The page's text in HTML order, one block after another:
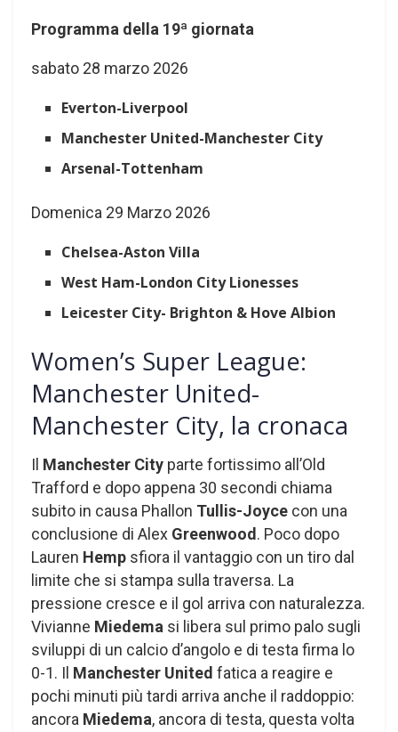
Programma della 19ª giornata
sabato 28 marzo 2026
Everton-Liverpool
Manchester United-Manchester City
Arsenal-Tottenham
Domenica 29 Marzo 2026
Chelsea-Aston Villa
West Ham-London City Lionesses
Leicester City- Brighton & Hove Albion
Women’s Super League:
Manchester United-
Manchester City, la cronaca
Il Manchester City parte fortissimo all’Old
Trafford e dopo appena 30 secondi chiama
subito in causa Phallon Tullis-Joyce con una
conclusione di Alex Greenwood. Poco dopo
Lauren Hemp sfiora il vantaggio con un tiro dal
limite che si stampa sulla traversa. La
pressione cresce e il gol arriva con naturalezza.
Vivianne Miedema si libera sul primo palo sugli
sviluppi di un calcio d’angolo e di testa firma lo
0-1. Il Manchester United fatica a reagire e
pochi minuti più tardi arriva anche il raddoppio:
ancora Miedema, ancora di testa, questa volta